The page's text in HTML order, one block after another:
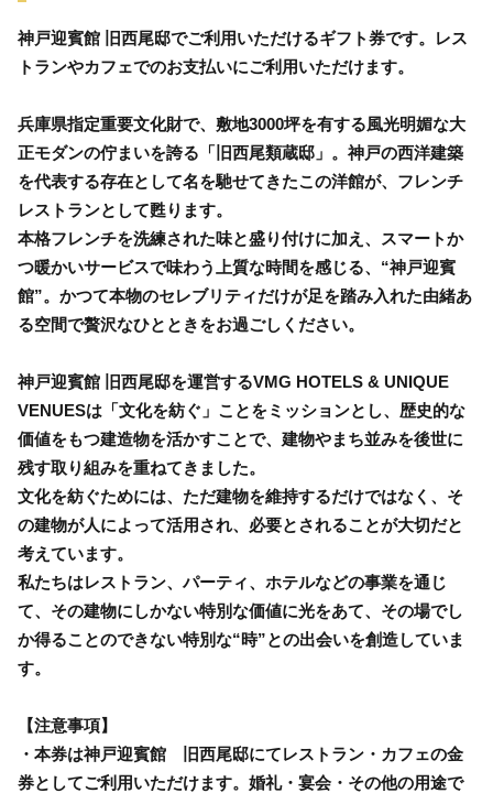
神戸迎賓館 旧西尾邸でご利用いただけるギフト券です。レス
トランやカフェでのお支払いにご利用いただけます。
兵庫県指定重要文化財で、敷地3000坪を有する風光明媚な大
正モダンの佇まいを誇る「旧西尾類蔵邸」。神戸の西洋建築
を代表する存在として名を馳せてきたこの洋館が、フレンチ
レストランとして甦ります。
本格フレンチを洗練された味と盛り付けに加え、スマートか
つ暖かいサービスで味わう上質な時間を感じる、“神戸迎賓
館”。かつて本物のセレブリティだけが足を踏み入れた由緒あ
る空間で贅沢なひとときをお過ごしください。
神戸迎賓館 旧西尾邸を運営するVMG HOTELS & UNIQUE
VENUESは「文化を紡ぐ」ことをミッションとし、歴史的な
価値をもつ建造物を活かすことで、建物やまち並みを後世に
残す取り組みを重ねてきました。
文化を紡ぐためには、ただ建物を維持するだけではなく、そ
の建物が人によって活用され、必要とされることが大切だと
考えています。
私たちはレストラン、パーティ、ホテルなどの事業を通じ
て、その建物にしかない特別な価値に光をあて、その場でし
か得ることのできない特別な“時”との出会いを創造していま
す。
【注意事項】
・本券は神戸迎賓館 旧西尾邸にてレストラン・カフェの金
券としてご利用いただけます。婚礼・宴会・その他の用途で